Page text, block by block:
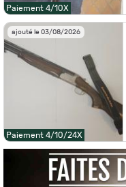
Paiement 4/10X
ajouté le 03/08/2026
Paiement 4/10/24X